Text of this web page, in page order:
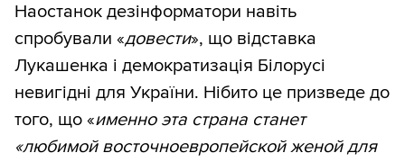
Наостанок дезінформатори навіть
спробували «довести», що відставка
Лукашенка і демократизація Білорусі
невигідні для України. Нібито це призведе до
того, що «именно эта страна станет
«любимой восточноевропейской женой для